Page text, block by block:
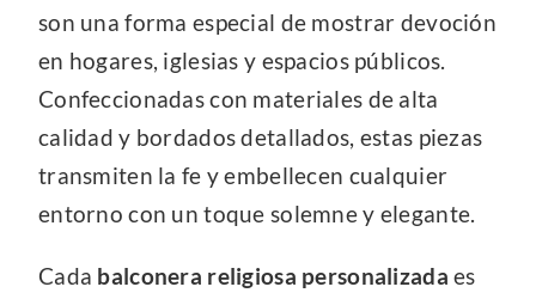
son una forma especial de mostrar devoción
en hogares, iglesias y espacios públicos.
Confeccionadas con materiales de alta
calidad y bordados detallados, estas piezas
transmiten la fe y embellecen cualquier
entorno con un toque solemne y elegante.
Cada balconera religiosa personalizada es